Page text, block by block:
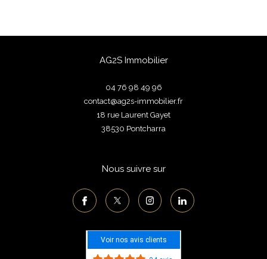
AG2S Immobilier
04 76 98 49 96
contact@ag2s-immobilier.fr
18 rue Laurent Gayet
38530
pontcharra
Nous suivre sur
Voir nos avis clients